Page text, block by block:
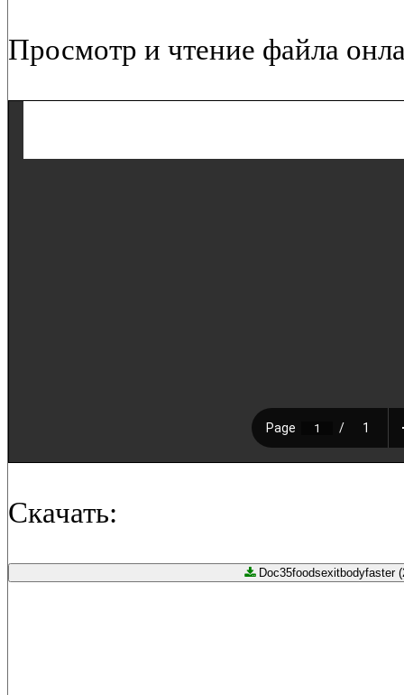
Просмотр и чтение файла
Скачать:
Doc35foodsexitbodyfaster